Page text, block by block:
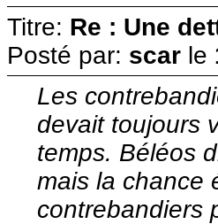
Titre: Re : Une
Posté par: scar le
Les
devait toujours
temps. Béléos
mais la chance
contrebandiers